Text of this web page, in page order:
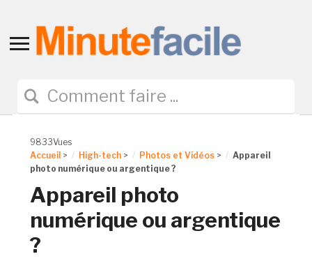
Toggle
navigation
9833Vues
Accueil > High-tech > Photos et Vidéos >
Appareil
photo numérique ou argentique ?
Appareil photo
numérique ou argentique
?